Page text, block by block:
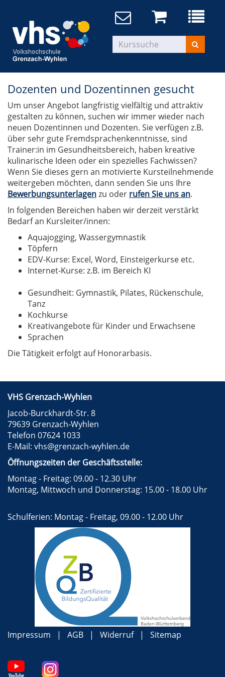
Dozenten und Dozentinnen gesucht
Um unser Angebot langfristig vielfältig und attraktiv
gestalten zu können, suchen wir immer wieder nach
neuen Dozentinnen und Dozenten. Sie verfügen z.B.
über sehr gute Fremdsprachenkenntnisse, sind
Trainer:in im Gesundheitsbereich, haben kreative
kulinarische Ideen oder ein spezielles Fachwissen?
Wenn Sie dieses gern an motivierte Kursteilnehmende
weitergeben möchten, dann senden Sie uns Ihre
Bewerbungsunterlagenzu oder rufen Sie uns an.
In folgenden Bereichen haben wir derzeit verstärkt
Bedarf an Kursleiter/innen:
Aquajogging, Wassergymnastik
Töpfern
EDV-Kurse: Excel, Word, Einsteigerkurse etc.
Internet-Kurse: z.B. im Bereich KI
Gesundheit: Gymnastik, Pilates, Rückenschule,
Tanz
Kochkurse
Kreativangebote für Kinder und Erwachsene
Sprachen
Die Tätigkeit erfolgt auf Honorarbasis.
VHS Grenzach-Wyhlen
Jacob-Burckhardt-Str. 8
79639 Grenzach-Wyhlen
Telefon 07624 1033
E-Mail: vhs@grenzach-wyhlen.de
Öffnungszeiten der Geschäftsstelle:
Montag - Freitag: 09.00 - 12.30 Uhr
Montag, Mittwoch und Donnerstag: 15.00 - 18.00 Uhr
Schulferien: Montag - Freitag, 09.00 - 12.00 Uhr
Impressum AGB Widerruf Sitemap